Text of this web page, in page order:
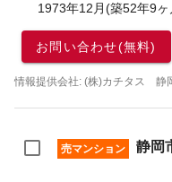
1973年12月(築52年9ヶ
お問い合わせ(無料)
情報提供会社: (株)カチタス 静
売マンション 静岡